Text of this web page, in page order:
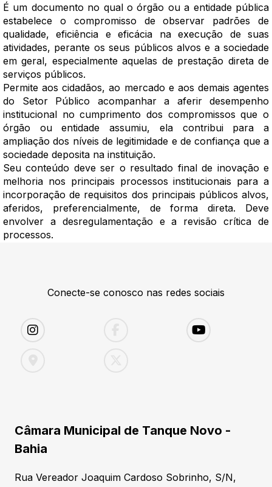
É um documento no qual o órgão ou a entidade pública
estabelece o compromisso de observar padrões de
qualidade, eficiência e eficácia na execução de suas
atividades, perante os seus públicos alvos e a sociedade
em geral, especialmente aquelas de prestação direta de
serviços públicos.
Permite aos cidadãos, ao mercado e aos demais agentes
do Setor Público acompanhar a aferir desempenho
institucional no cumprimento dos compromissos que o
órgão ou entidade assumiu, ela contribui para a
ampliação dos níveis de legitimidade e de confiança que a
sociedade deposita na instituição.
Seu conteúdo deve ser o resultado final de inovação e
melhoria nos principais processos institucionais para a
incorporação de requisitos dos principais públicos alvos,
aferidos, preferencialmente, de forma direta. Deve
envolver a desregulamentação e a revisão crítica de
processos.
Conecte-se conosco nas redes sociais
Câmara Municipal de Tanque Novo -
Bahia
Rua Vereador Joaquim Cardoso Sobrinho, S/N,